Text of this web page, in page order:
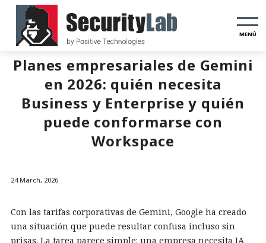
MENÚ
Planes empresariales de Gemini
en 2026: quién necesita
Business y Enterprise y quién
puede conformarse con
Workspace
24 March, 2026
Con las tarifas corporativas de Gemini, Google ha creado
una situación que puede resultar confusa incluso sin
prisas. La tarea parece simple: una empresa necesita IA